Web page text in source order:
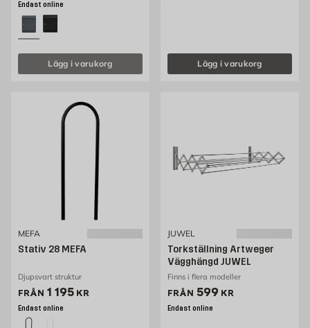
Endast online
Lägg i varukorg Lägg i varukorg
MEFA
Stativ 28 MEFA
Djupsvart struktur
FRÅN Pris 1195 kr
1 195 KR
Endast online
JUWEL
Torkställning Artweger
Vägghängd JUWEL
Finns i flera modeller
FRÅN Pris 599 kr
599 KR
Endast online